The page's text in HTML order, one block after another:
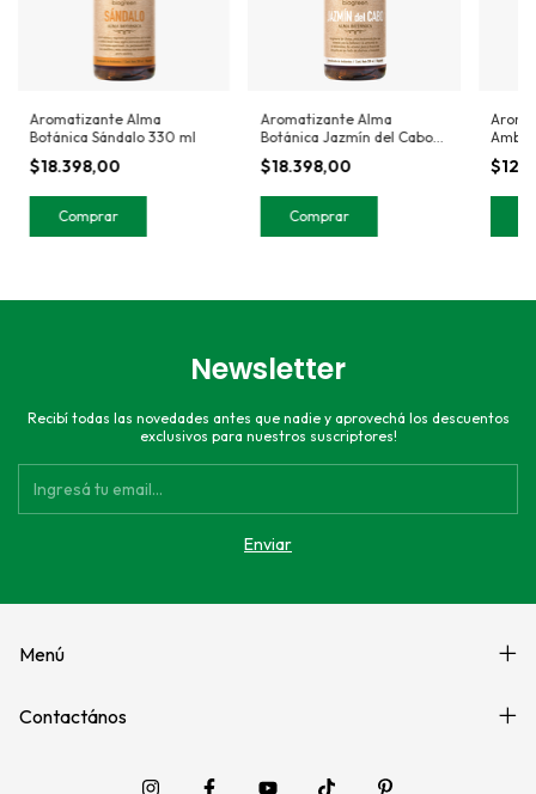
Aromatizante Alma
Botánica Sándalo 330 ml
$18.398,00
Aromatizante Alma
Botánica Jazmín del Cabo
330ml
$18.398,00
Newsletter
Recibí todas las novedades antes que nadie y aprovechá los descuentos
exclusivos para nuestros suscriptores!
Menú
Contactános